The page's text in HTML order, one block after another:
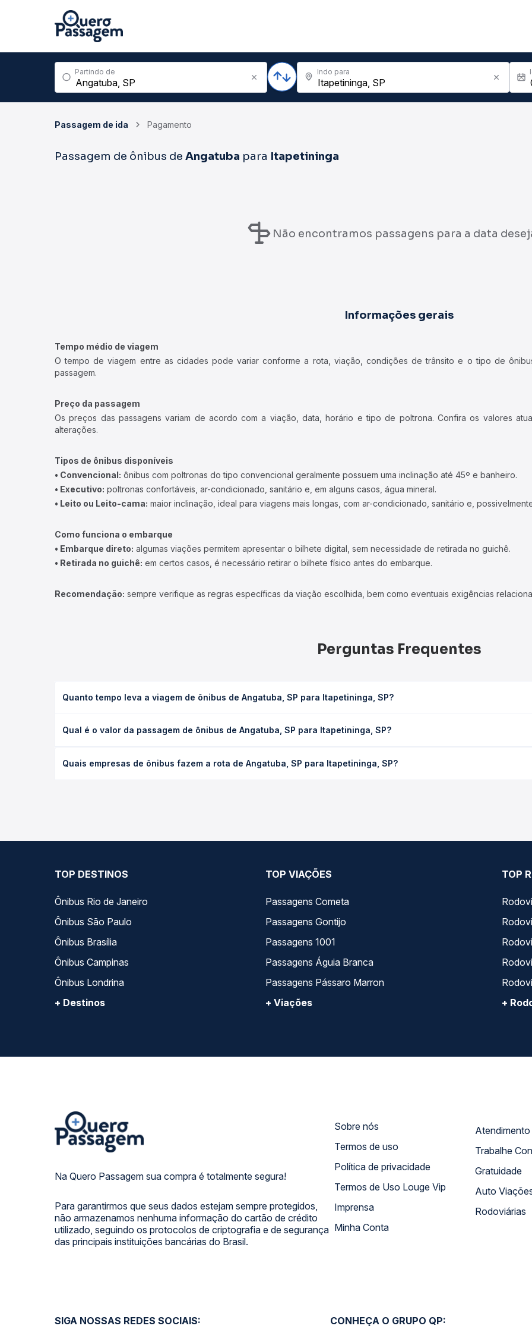
Partindo de Indo para
Passagem de ida Pagamento
Passagem de ônibus de Angatuba para Itapetininga
Não encontramos passagens para a data
Informações gerais
Tempo médio de viagem
O tempo de viagem entre as cidades pode variar conforme a rota, viação, condições de trânsito e o tipo de
passagem.
Preço da passagem
Os preços das passagens variam de acordo com a viação, data, horário e tipo de poltrona. Confira os valores
alterações.
Tipos de ônibus disponíveis
• Convencional: ônibus com poltronas do tipo convencional geralmente possuem uma inclinação até 45º e banheiro.
• Executivo: poltronas confortáveis, ar-condicionado, sanitário e, em alguns casos, água mineral.
• Leito ou Leito-cama: maior inclinação, ideal para viagens mais longas, com ar-condicionado, sanitário e,
Como funciona o embarque
• Embarque direto: algumas viações permitem apresentar o bilhete digital, sem necessidade de retirada no guichê.
• Retirada no guichê: em certos casos, é necessário retirar o bilhete físico antes do embarque.
Recomendação: sempre verifique as regras específicas da viação escolhida, bem como eventuais exigências
Perguntas Frequentes
Quanto tempo leva a viagem de ônibus de Angatuba, SP para Itapetininga, SP?
e as condições de tráfego. Na Quero Passagem você consulta os horários disponíveis e vê a duração exata de cada
Qual é o valor da passagem de ônibus de Angatuba, SP para Itapetininga, SP?
e a antecedência da compra. Na Quero Passagem você compara os preços de todas as viações em tempo real e
Quais empresas de ônibus fazem a rota de Angatuba, SP para Itapetininga, SP?
TOP DESTINOS
Ônibus Rio de Janeiro
Ônibus São Paulo
Ônibus Brasília
Ônibus Campinas
Ônibus Londrina
+ Destinos
TOP VIAÇÕES
Passagens Cometa
Passagens Gontijo
Passagens 1001
Passagens Águia Branca
Passagens Pássaro Marron
+ Viações
TOP
+
Na Quero Passagem sua compra é totalmente segura!
Para garantirmos que seus dados estejam sempre protegidos,
não armazenamos nenhuma informação do cartão de crédito
utilizado, seguindo os protocolos de criptografia e de segurança
das principais instituições bancárias do Brasil.
Sobre nós
Termos de uso
Política de privacidade
Termos de Uso Louge Vip
Imprensa
Minha Conta
Trabalhe
Gratuidade
Auto
Rodoviárias
SIGA NOSSAS REDES SOCIAIS: CONHEÇA O GRUPO QP: